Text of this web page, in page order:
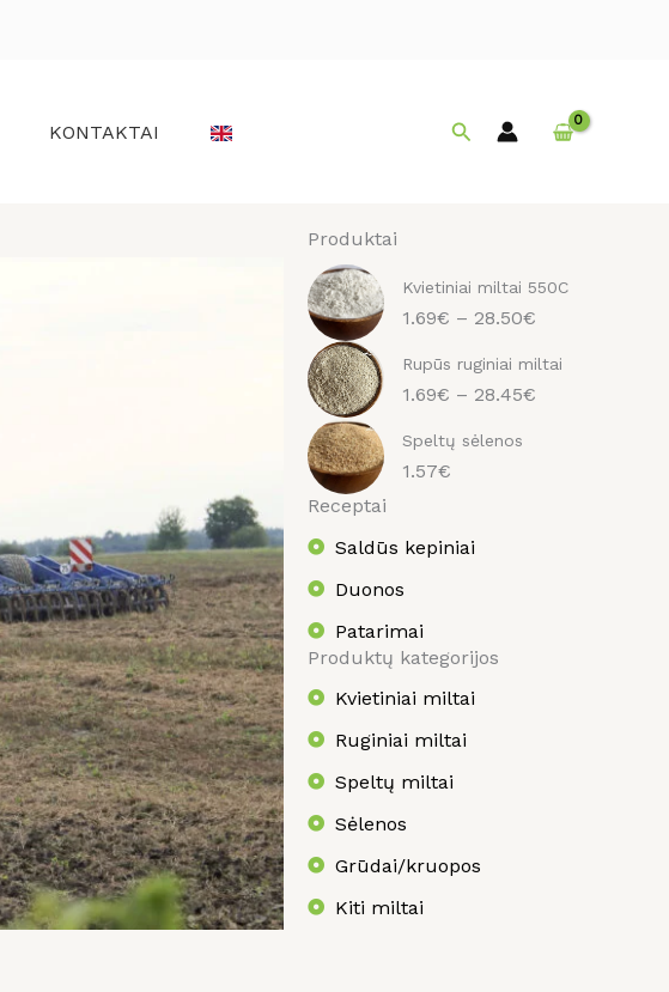
KONTAKTAI Paieška
Produktai
Kvietiniai miltai 550C
1.69€ – 28.50€
Rupūs ruginiai miltai
1.69€ – 28.45€
Speltų sėlenos
1.57€
Receptai
Saldūs kepiniai
Duonos
Patarimai
Produktų kategorijos
Kvietiniai miltai
Ruginiai miltai
Speltų miltai
Sėlenos
Grūdai/kruopos
Kiti miltai